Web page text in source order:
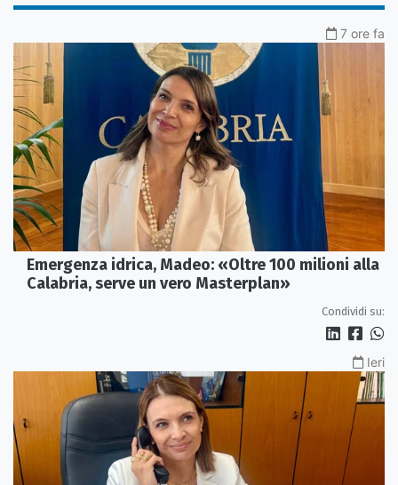
7 ore fa
Emergenza idrica, Madeo: «Oltre 100 milioni alla
Calabria, serve un vero Masterplan»
Condividi su:
Ieri